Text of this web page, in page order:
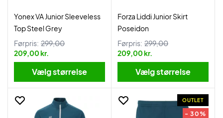
Yonex VA Junior Sleeveless
Top Steel Grey
Førpris: 299,00
209,00 kr.
Vælg størrelse
Forza Liddi Junior Skirt
Poseidon
Førpris: 299,00
209,00 kr.
Vælg størrelse
OUTLET
- 30%